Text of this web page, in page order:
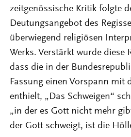
zeitgenössische Kritik folgte
Deutungsangebot des
überwiegend religiösen
Werks. Verstärkt wurde diese
dass die in der
Fassung einen Vorspann mit
enthielt, „Das Schweigen“
„in der es Gott nicht mehr
der Gott schweigt, ist die